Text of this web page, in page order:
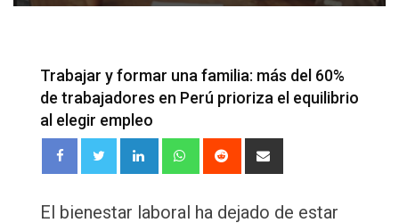
Trabajar y formar una familia: más del 60%
de trabajadores en Perú prioriza el equilibrio
al elegir empleo
LinkedInWhatsapp
Reddit
via
El bienestar laboral ha dejado de estar